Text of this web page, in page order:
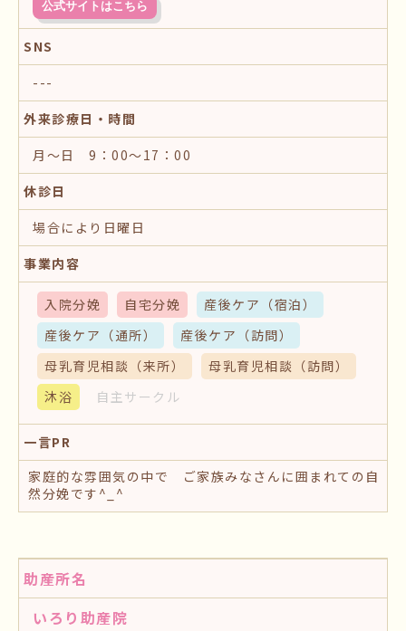
公式サイトはこちら
SNS
---
外来診療日・時間
月〜日 9：00〜17：00
休診日
場合により日曜日
事業内容
入院分娩 自宅分娩 産後ケア （宿泊）
産後ケア （通所） 産後ケア （訪問）
母乳育児相談 （来所） 母乳育児相談 （訪問）
沐浴
自主サークル
一言PR
家庭的な雰囲気の中で ご家族みなさんに囲まれての自
然分娩です^_^
助産所名
いろり助産院